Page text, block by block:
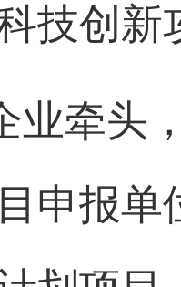
技创新
业牵头
申报单